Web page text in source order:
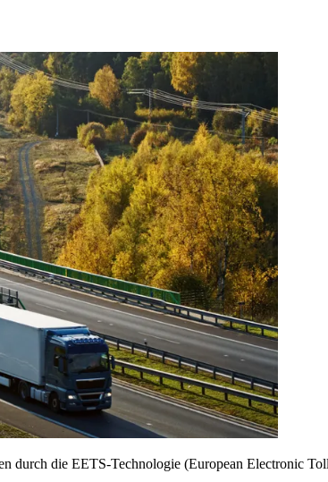
durch die EETS-Technologie (European Electronic